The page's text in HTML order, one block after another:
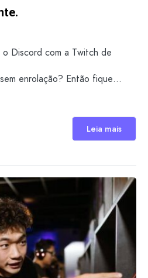
Discord com a Twitch de
enrolação? Então fique…
Leia mais